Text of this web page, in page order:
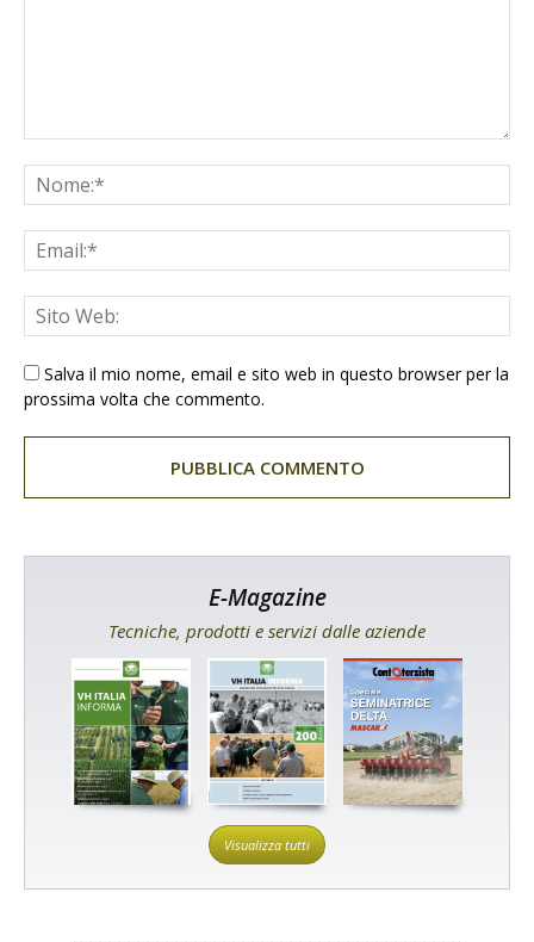
Salva il mio nome, email e sito web in questo browser per la
prossima volta che commento.
E-Magazine
Tecniche, prodotti e servizi dalle aziende
Visualizza tutti